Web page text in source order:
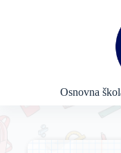
Osnovna